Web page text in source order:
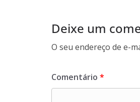
Deixe um
O seu endereço de e-
Comentário *